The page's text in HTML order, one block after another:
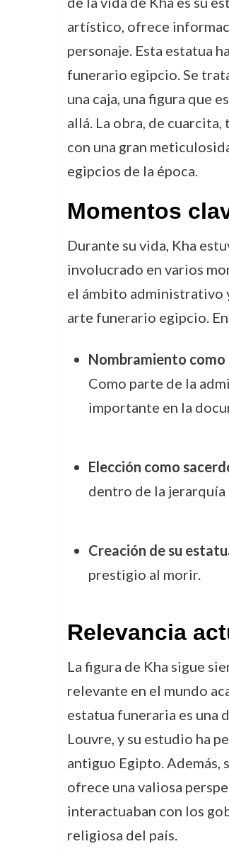
artístico, ofrece
personaje. Esta estatua
funerario egipcio. Se
una caja, una figura que
allá. La obra, de
con una gran
egipcios de la época.
Momentos
Durante su vida, Kha
involucrado en varios
el ámbito administrativo
arte funerario egipcio.
Nombramiento como
Como parte de la
importante en la
Elección como
dentro de la
Creación de su
prestigio al morir.
Relevancia
La figura de Kha sigue
relevante en el mundo
estatua funeraria es una
Louvre, y su estudio ha
antiguo Egipto. Además,
ofrece una valiosa
interactuaban con los
religiosa del país.